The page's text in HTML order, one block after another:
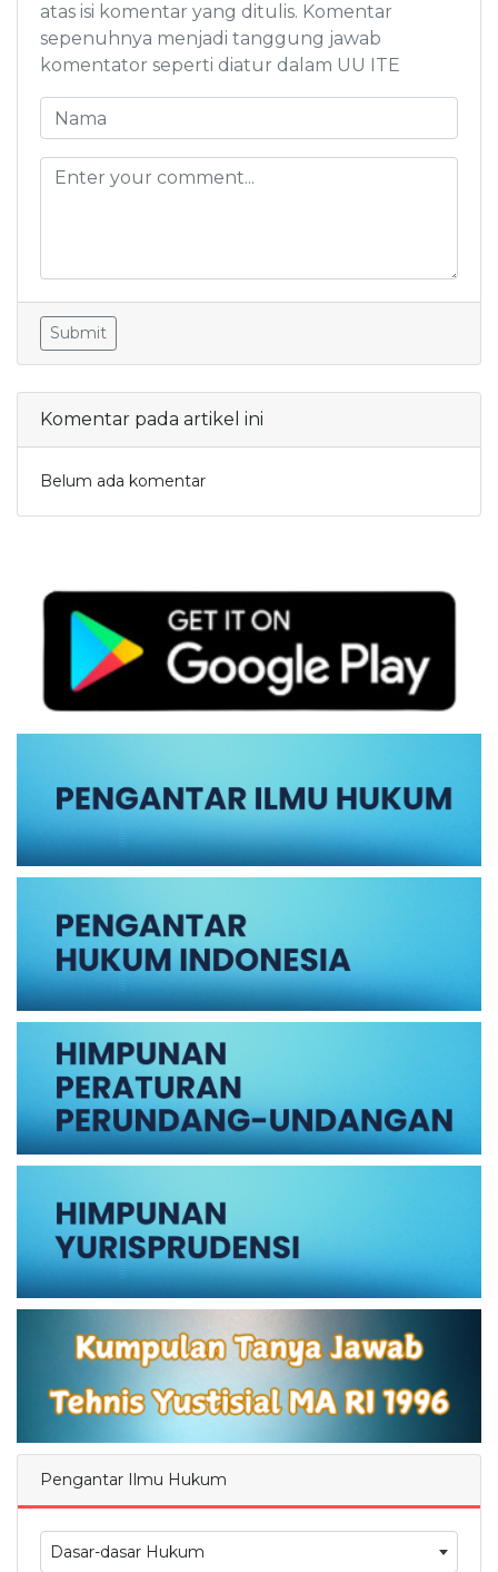
atas isi komentar yang ditulis. Komentar
sepenuhnya menjadi tanggung jawab
komentator seperti diatur dalam UU ITE
Submit
Komentar pada artikel ini
Belum ada komentar
Pengantar Ilmu Hukum
Dasar-dasar Hukum